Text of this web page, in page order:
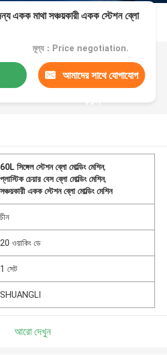
একক মাথা সঞ্চয়কারী একক স্টেশন ব্লো
মূল্য：Price negotiation.
আমাদের সাথে যোগাযোগ
করুন
60L সিঙ্গেল স্টেশন ব্লো মোল্ডিং মেশিন,
প্লাস্টিক চেয়ার বেস ব্লো মোল্ডিং মেশিন,
সঞ্চয়কারী একক স্টেশন ব্লো মোল্ডিং মেশিন
চীন
20 ওয়াকিং ডে
1 সেট
SHUANGLI
আরো দেখুন